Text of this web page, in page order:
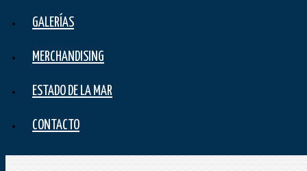
GALERÍAS
MERCHANDISING
ESTADO DE LA MAR
CONTACTO